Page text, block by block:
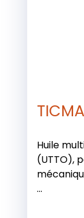
Huile
(UTTO),
...